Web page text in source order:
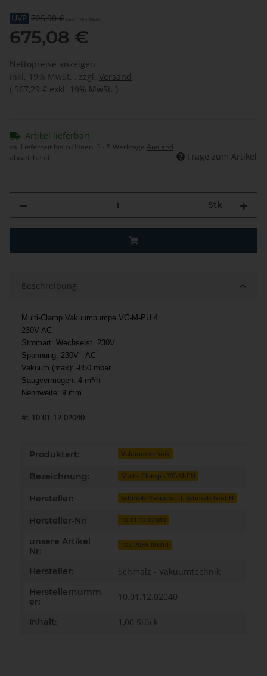
UVP 725,90 € (inkl. 19% MwSt.)
675,08 €
Nettopreise anzeigen
inkl. 19% MwSt. , zzgl. Versand
( 567,29 € exkl. 19% MwSt. )
Artikel lieferbar!
ca. Lieferzeit bis zu Ihnen: 3 - 5 Werktage Ausland
abweichend
Frage zum Artikel
Stk
Beschreibung
Multi-Clamp Vakuumpumpe VC-M-PU 4
230V-AC
Stromart: Wechselst. 230V
Spannung: 230V - AC
Vakuum (max): -850 mbar
Saugvermögen: 4 m³/h
Nennweite: 9 mm
#: 10.01.12.02040
Produkteigenschaft
Wert
Produktart: Vakuumtechnik
Bezeichnung: Multi- Clamp - VC-M-PU
Hersteller: Schmalz Vakuum - J. Schmalz GmbH
Hersteller-Nr: 10.01.12.02040
unsere Artikel
Nr:
107-2055-00014
Hersteller: Schmalz - Vakuumtechnik
Herstellernumm
er:
10.01.12.02040
Inhalt: 1,00 Stück